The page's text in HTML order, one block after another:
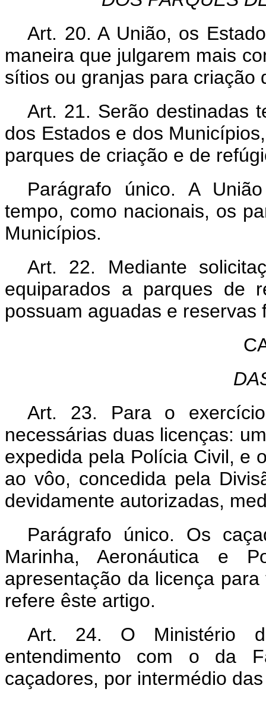
Art. 20. A União, os
maneira que julgarem mais
sítios ou granjas para criação
Art. 21. Serão destinadas
dos Estados e dos
parques de criação e de
Parágrafo único. A
tempo, como nacionais, os
Municípios.
Art. 22. Mediante
equiparados a parques de
possuam aguadas e reservas
Art. 23. Para o
necessárias duas licenças:
expedida pela Polícia Civil, e
ao vôo, concedida pela
devidamente autorizadas,
Parágrafo único. Os
Marinha, Aeronáutica e
apresentação da licença
refere êste artigo.
Art. 24. O Ministério
entendimento com o da
caçadores, por intermédio